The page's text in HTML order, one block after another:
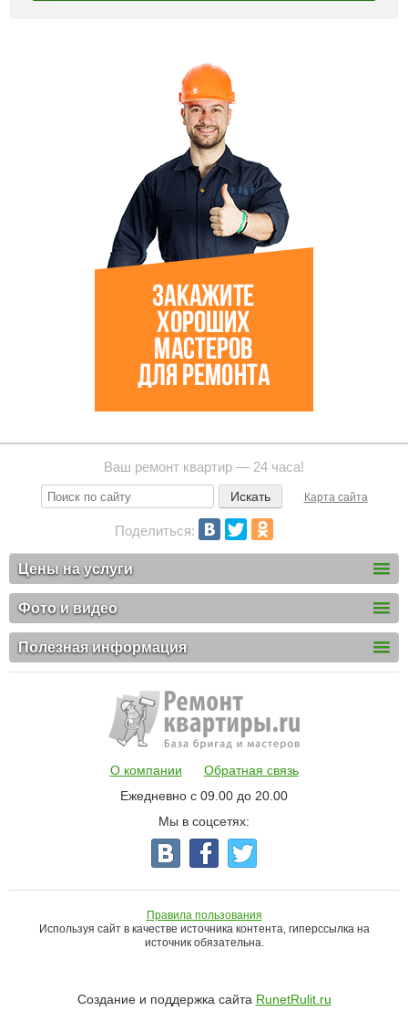
Ваш ремонт квартир — 24 часа!
Карта сайта
Поделиться:
Цены на услуги
Фото и видео
Полезная информация
О компании
Обратная связь
Ежедневно с 09.00 до 20.00
Мы в соцсетях:
Правила пользования
Используя сайт в качестве источника контента, гиперссылка на
источник обязательна.
Создание и поддержка сайта RunetRulit.ru